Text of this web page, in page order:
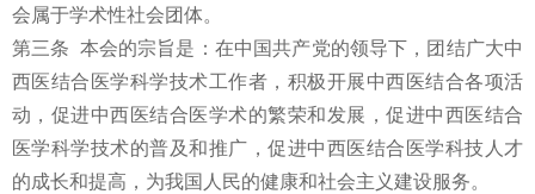
会属于学术性社会团体。
第三条 本会的宗旨是：在中国共产党的领导下，团结广大中
西医结合医学科学技术工作者，积极开展中西医结合各项活
动，促进中西医结合医学术的繁荣和发展，促进中西医结合
医学科学技术的普及和推广，促进中西医结合医学科技人才
的成长和提高，为我国人民的健康和社会主义建设服务。